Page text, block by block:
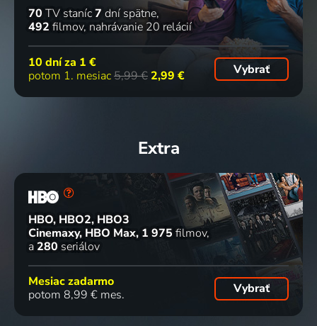
70 TV staníc7 dní spätne
492 filmov nahrávanie 20 relácií
10 dní za 1 €
potom 1. mesiac5,99 € 2,99 € Vybrať
Extra
HBO, HBO2, HBO3
Cinemaxy, HBO Max 1 975 filmov
a 280 seriálov
Mesiac zadarmo
potom 8,99 € mes.
Vybrať